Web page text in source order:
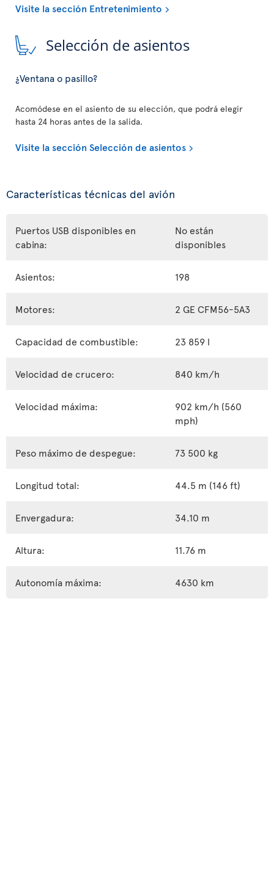
Visite la sección Entretenimiento
Selección de asientos
¿Ventana o pasillo?
Acomódese en el asiento de su elección, que podrá elegir
hasta 24 horas antes de la salida.
Visite la sección Selección de asientos
Características técnicas del avión
Puertos USB disponibles en
cabina:
No están
disponibles
Asientos: 198
Motores: 2 GE CFM56-5A3
Capacidad de combustible: 23 859 l
Velocidad de crucero: 840 km/h
Velocidad máxima:
902 km/h (560
mph)
Peso máximo de despegue: 73 500 kg
Longitud total: 44.5 m (146 ft)
Envergadura: 34.10 m
Altura: 11.76 m
Autonomía máxima: 4630 km